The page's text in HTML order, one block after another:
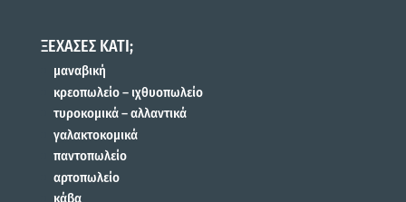
ΞΕΧΑΣΕΣ ΚΑΤΙ;
μαναβική
κρεοπωλείο – ιχθυοπωλείο
τυροκομικά – αλλαντικά
γαλακτοκομικά
παντοπωλείο
αρτοπωλείο
κάβα